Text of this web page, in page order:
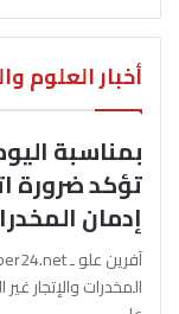
أخبار العلوم
بمناسبة
تؤكد ضرورة
إدمان
المخدرات والإتجار